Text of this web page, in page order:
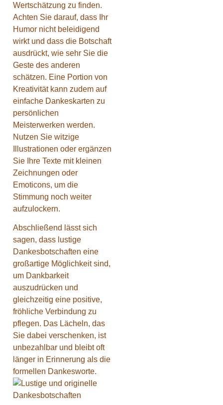
Wertschätzung zu finden.
Achten Sie darauf, dass Ihr
Humor nicht beleidigend
wirkt und dass die Botschaft
ausdrückt, wie sehr Sie die
Geste des anderen
schätzen. Eine Portion von
Kreativität kann zudem auf
einfache Dankeskarten zu
persönlichen
Meisterwerken werden.
Nutzen Sie witzige
Illustrationen oder ergänzen
Sie Ihre Texte mit kleinen
Zeichnungen oder
Emoticons, um die
Stimmung noch weiter
aufzulockern.
Abschließend lässt sich
sagen, dass lustige
Dankesbotschaften eine
großartige Möglichkeit sind,
um Dankbarkeit
auszudrücken und
gleichzeitig eine positive,
fröhliche Verbindung zu
pflegen. Das Lächeln, das
Sie dabei verschenken, ist
unbezahlbar und bleibt oft
länger in Erinnerung als die
formellen Dankesworte.